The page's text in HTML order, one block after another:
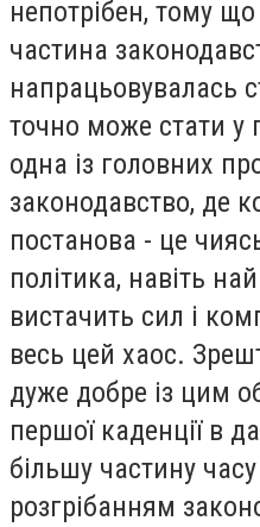
непотрібен, тому
частина
напрацьовувалась
точно може стати у
одна із головних
законодавство, де
постанова - це
політика, навіть
вистачить сил і
весь цей хаос.
дуже добре із цим
першої каденції в
більшу частину
розгрібанням